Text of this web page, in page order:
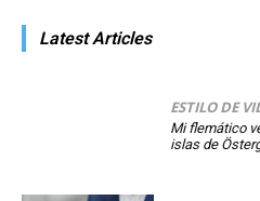
Latest Articles
ESTILO DE
Mi flemático
islas de